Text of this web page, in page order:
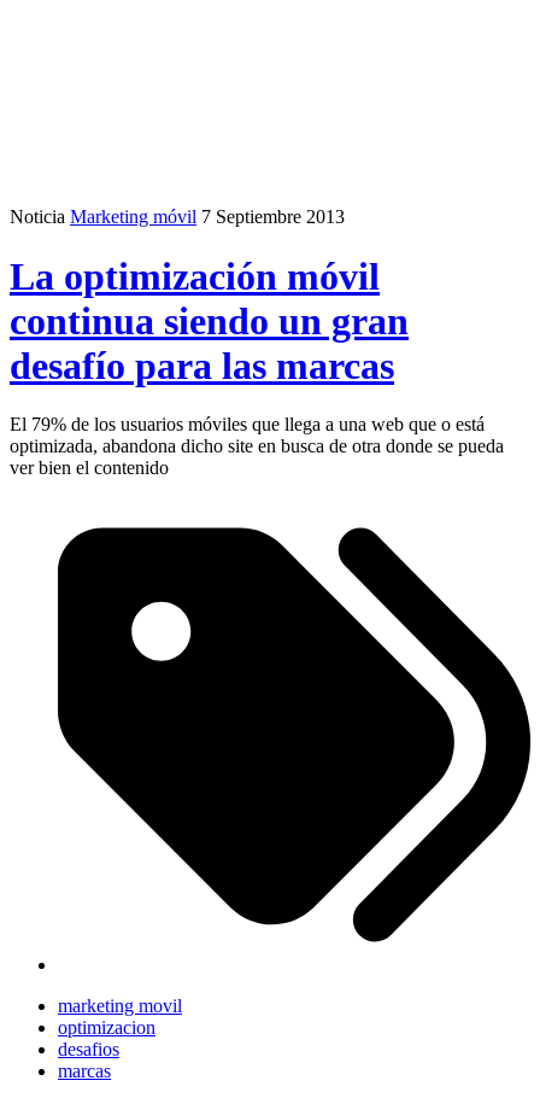
Noticia Marketing móvil 7 Septiembre 2013
La optimización móvil
continua siendo un gran
desafío para las marcas
El 79% de los usuarios móviles que llega a una web que o está
optimizada, abandona dicho site en busca de otra donde se pueda
ver bien el contenido
marketing movil
optimizacion
desafios
marcas